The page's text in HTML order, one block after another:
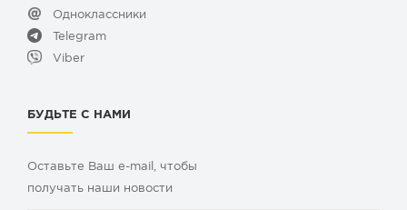
Одноклассники
Telegram
Viber
БУДЬТЕ С НАМИ
Оставьте Ваш e-mail, чтобы
получать наши новости